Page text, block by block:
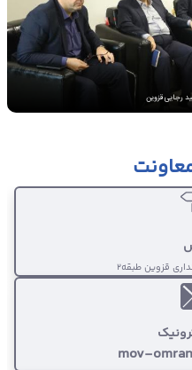
رجایی قزوین
معاونت
قزوین طبقه2
mov-